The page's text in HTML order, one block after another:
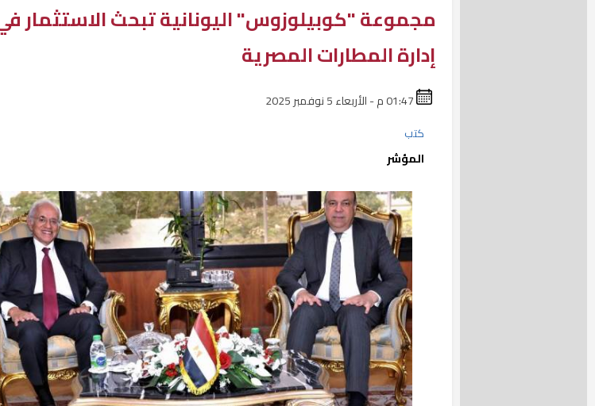
مجموعة "كوبيلوزوس" اليونانية تبحث الاستثمار
إدارة المطارات المصرية
كتب
المؤشر